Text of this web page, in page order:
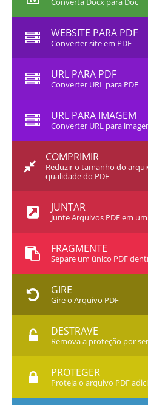
WEBSITE PARA PDF
Converter site em PDF
URL PARA PDF
Converter URL para PDF
URL PARA IMAGEM
Converter URL para
COMPRIMIR
Reduzir o tamanho do
qualidade do PDF
JUNTAR
Junte Arquivos PDF em
FRAGMENTE
Separe um único PDF
GIRE
Gire o Arquivo PDF
DESTRAVE
Remova a proteção por
PROTEGER
Proteja o arquivo PDF